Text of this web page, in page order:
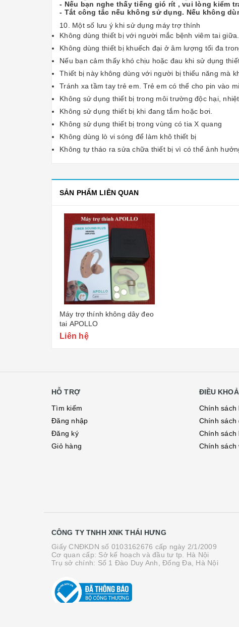
- Nếu bạn nghe thấy tiếng gió rít , vui lòng kiểm
- Tắt công tắc nếu không sử dụng. Nếu không
10. Một số lưu ý khi sử dụng máy trợ thính
Không dùng thiết bị với người mắc bệnh viêm tai giữa.
Không dùng thiết bị khuếch đại ở âm lượng tối đa
Nếu bạn cảm thấy khó chịu hoặc đau khi sử dụng
Thiết bị này không dùng với người bị thiểu năng mà
Tránh xa tầm tay trẻ em. Trẻ em có thể cho pin vào
Không sử dụng thiết bị trong môi trường độc hại,
Không sử dụng thiết bị khi đang tắm hoặc bơi.
Không sử dụng thiết bị trong vùng có tia X quang
Không dùng lò vi sóng để làm khô thiết bị
Không tự tháo ra sửa chữa thiết bị vì có thể ảnh
SẢN PHẨM LIÊN QUAN
Máy trợ thính không dây đeo
tai APOLLO
Liên hệ
HỖ TRỢ
Tìm kiếm
Đăng nhập
Đăng ký
Giỏ hàng
ĐIỀU
Chính sách
Chính sách
Chính sách
Chính sách
CÔNG TY TNHH XNK THÁI HƯNG
Giấy CNĐKDN số 0103162676 cấp ngày 2/1/2009
Cơ quan cấp: Sở kế hoạch và đầu tư tp. Hà Nội
Trụ sở chính: Số 1 Đào Duy Anh, Đống Đa, Hà Nội